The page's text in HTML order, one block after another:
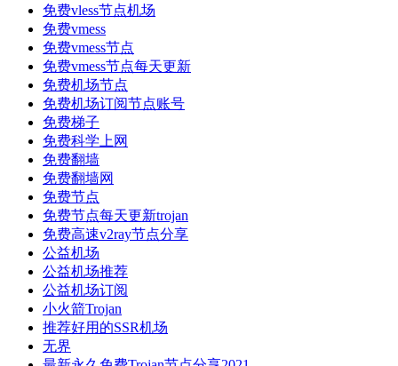
免费vless节点机场
免费vmess
免费vmess节点
免费vmess节点每天更新
免费机场节点
免费机场订阅节点账号
免费梯子
免费科学上网
免费翻墙
免费翻墙网
免费节点
免费节点每天更新trojan
免费高速v2ray节点分享
公益机场
公益机场推荐
公益机场订阅
小火箭Trojan
推荐好用的SSR机场
无界